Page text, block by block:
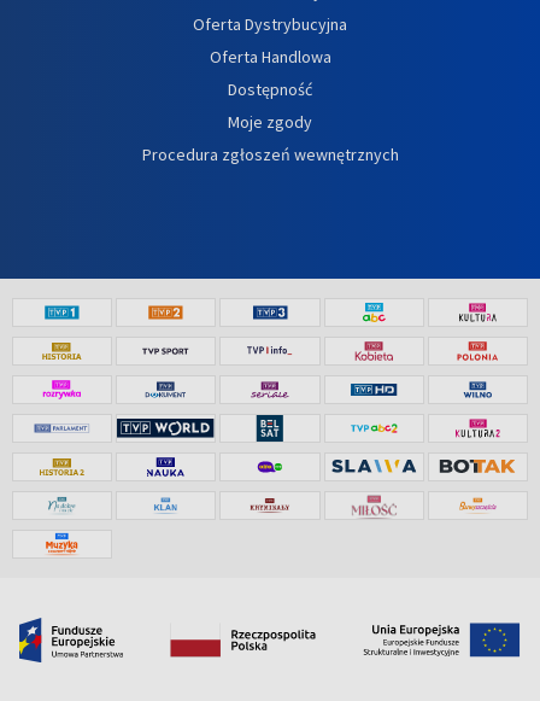
Oferta Dystrybucyjna
Oferta Handlowa
Dostępność
Moje zgody
Procedura zgłoszeń wewnętrznych